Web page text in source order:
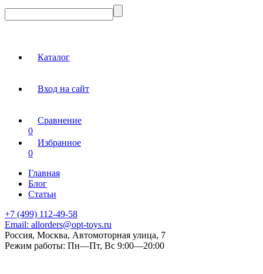
Каталог
Вход на сайт
Сравнение
0
Избранное
0
Главная
Блог
Статьи
+7 (499) 112-49-58
Email: allorders@opt-toys.ru
Россия, Москва, Автомоторная улица, 7
Режим работы: Пн—Пт, Вс 9:00—20:00